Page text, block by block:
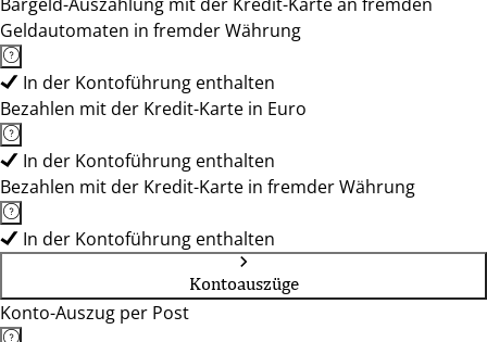
Geldautomaten in fremder Währung
In der Kontoführung enthalten
Bezahlen mit der Kredit-Karte in Euro
In der Kontoführung enthalten
Bezahlen mit der Kredit-Karte in fremder Währung
In der Kontoführung enthalten
Kontoauszüge
Konto-Auszug per Post